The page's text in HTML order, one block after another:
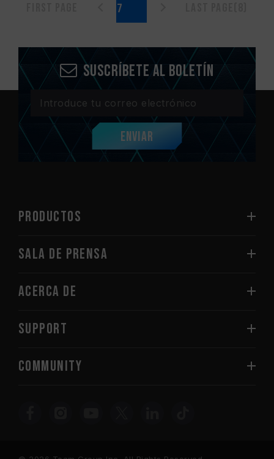
Suscríbete al boletín
Enviar
PRODUCTOS
Sala de prensa
Acerca de
SUPPORT
COMMUNITY